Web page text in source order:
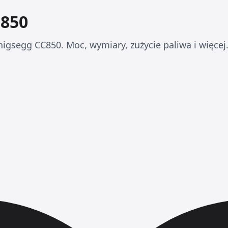
CC850. Moc, wymiary, zużycie paliwa i więcej.